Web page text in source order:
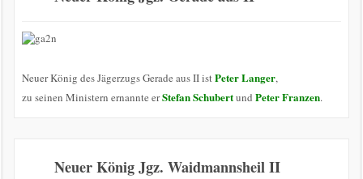
Neuer König des Jägerzugs Gerade aus II istPeter Langer,
zu seinen Ministern ernannte erStefan Schubertund Peter Franzen.
Neuer König Jgz. Waidmannsheil II